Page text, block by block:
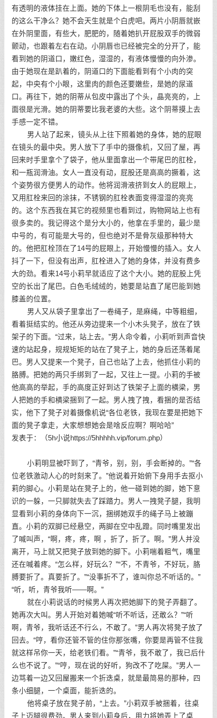
有透明的液体挂在上面。她的下体上一根阴毛也没有，能刮
的这么干净么？她不会天生就是个白虎吧。两片小阴唇就嵌
在外阴里面，有些大，肥肥的，随着她扒开屁股双手的微弱
颤动，也跟着左右在动。小阴唇也已经被完全的分开了，能
看到她的阴道口，嫩红色，湿湿的，有液体慢慢的向外渗。
由于她现在是趴着的，阴道口的下面能看到有个小肉的突
起，中央有个小眼，这里肉的颜色还要嫩些，是她的尿道
口。再往下，她的阴蒂从包皮中露出了个头，晶亮亮的，上
面很是光滑。她的阴蒂要比我老婆的大些。这个阴蒂摸上去
手感一定不错。
男人站了起来，镜头从上往下照着她的身体，她的屁眼
在镜头的最中央。男人放下了手中的摄像机，又回了屋，再
回来时手里拿个了袋子，他从里面拿出一个带尾巴的肛栓，
和一瓶润滑油。女人一直没有动，屁股还是高高的撅着，这
个姿势很方便男人的动作。他将润滑液挤到女人的屁眼上，
又用肛栓来回的涂抹，不锈钢的肛栓表面变得湿湿的亮亮
的。这个东西我在其它的视频里也看到过，购物网站上也有
很多卖的。我记得这个是分大小的，他拿在手里的，最少是
中号的，有可能是大号的，但也绝对不是骨灰级那种特大
的。他把肛栓顶在了14号的屁眼上，开始慢慢的插入。女人
抖了一下，但没有出声，肛栓进入了她的身体，并没有费多
大的劲。看来14号小莉早就适应了这个大小。她的屁股上凭
空的长出了尾巴。白色毛绒绒的，她要是站直了尾巴能到她
膝盖的位置。
男人又从袋子里拿出了一卷绳子，是麻绳，中等粗细，
看着挺结实的。他还从旁边提来一个小木头凳子，放在了铁
架子的下面。“过来，站上去。”男人命令着，小莉听到声音快
速的站起身，规规矩矩的站在了凳子上，她的身后还荡着尾
巴。男人又提来一个凳子，自己也站了上去，他抓住小莉的
胳膊。把她的两只手绑到了一起，又往上一提。小莉的手被
他高高的举起，手的高度正好到达了铁架子上面的横梁，男
人把她的手和横梁捆到了一起。男人拽了拽，看捆的是否结
实，他下了凳子对着摄像机说“各位老铁，我现在要是把她下
面的凳子拿走，大家想想她会是啥反应啊？啊哈哈”
发表于：（5h小说https://5hhhhh.vip/forum.php）
小莉明显被吓到了，“青爷，别，别，手会断掉的。”“各
位老铁激动人心的时刻来了。”他说着开始俯下身用手去抠小
莉的脚心。小莉是站在凳子上的，他一碰到她的脚，她下意
识的一躲，一只脚就失去了踩踏力。男人一拽凳子腿，我明
显看到小莉的身体向下一沉，捆绑她双手的绳子马上被蹦
直。小莉的双脚已经悬空，两脚在空中乱蹬。同时嘴里发出
了喊叫声，“啊，疼，疼，啊 ，折了，折了。啊。”男人并没
离开，马上就又把凳子放到她的脚下。小莉喘着粗气，嘴里
还在喊着疼。“怎么样，好玩么？”“不，不青爷，不好玩，胳
膊要折了。真要折了。”“没事折不了，谁叫你总不听话的。”
“听，听，青爷我听——啊。”
就在小莉说话的时候男人再次把她脚下的凳子弄翻了。
她再次大叫。男人开始对着她喊“听不听话，还敢么？”“听
啊，青爷，我听话还不行么，不敢了。”男人再次将凳子放了
回去。“哼，看你还管不管的住你那张嘴，你要是再管不住我
就这样吊你一天，给老铁们看。”“青爷，我不敢了，我已后什
么也不说了。”“哼，现在说的好听，狗改不了吃屎。”男人一
边骂着一边又回屋搬来一个折迭桌，就是最简易的那种，四
条小细腿，一个桌面，能折迭的。
他将桌子放在凳子前，“上去。”小莉双手被捆着，往桌
子上迈腿很费劲。男人来到小莉身后，用力将她弄上了桌